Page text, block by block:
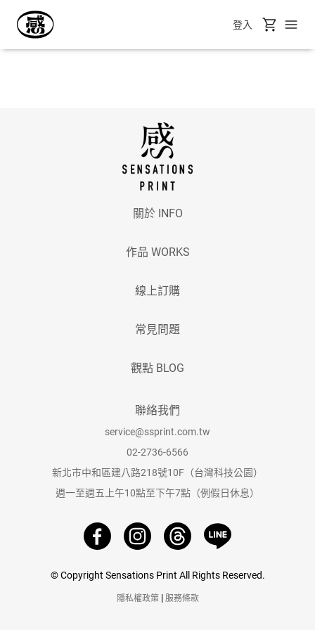
登入
關於 INFO
作品 WORKS
線上訂購
常見問題
觀點 BLOG
聯絡我們
service@ssprint.com.tw
02-2736-6566
新北市中和區建八路218號10F（台灣科技公園）
週一至週五上午10點至下午7點（例假日休息）
© Copyright Sensations Print All Rights Reserved.
隱私權政策| 服務條款